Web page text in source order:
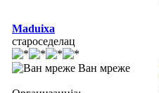
Maduixa
староседелац
Ван мреже